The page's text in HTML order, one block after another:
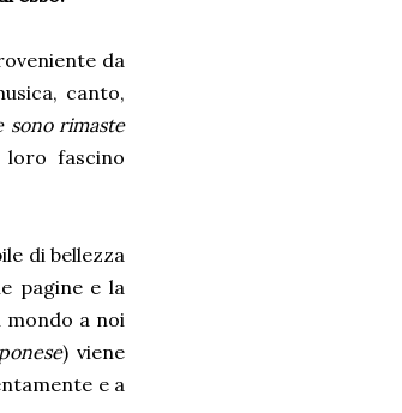
da
canto,
sono rimaste
loro fascino
di bellezza
pagine e la
a noi
) viene
e a